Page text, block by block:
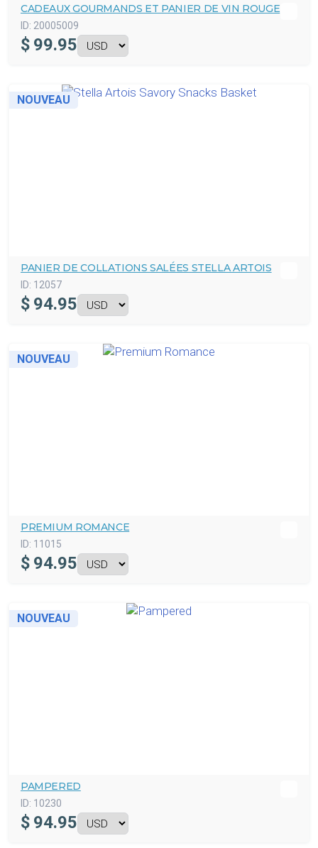
CADEAUX GOURMANDS ET PANIER DE VIN ROUGE
ID: 20005009
$ 99.95
NOUVEAU
PANIER DE COLLATIONS SALÉES STELLA ARTOIS
ID: 12057
$ 94.95
NOUVEAU
PREMIUM ROMANCE
ID: 11015
$ 94.95
NOUVEAU
PAMPERED
ID: 10230
$ 94.95